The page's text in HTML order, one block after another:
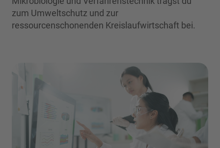
zum Umweltschutz und zur
ressourcenschonenden Kreislaufwirtschaft bei.